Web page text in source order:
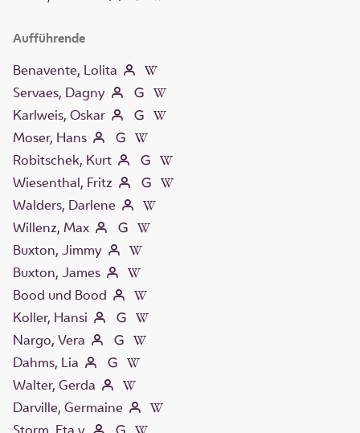
Aufführende
Benavente, Lolita
Servaes, Dagny
Karlweis, Oskar
Moser, Hans
Robitschek, Kurt
Wiesenthal, Fritz
Walders, Darlene
Willenz, Max
Buxton, Jimmy
Buxton, James
Bood und Bood
Koller, Hansi
Nargo, Vera
Dahms, Lia
Walter, Gerda
Darville, Germaine